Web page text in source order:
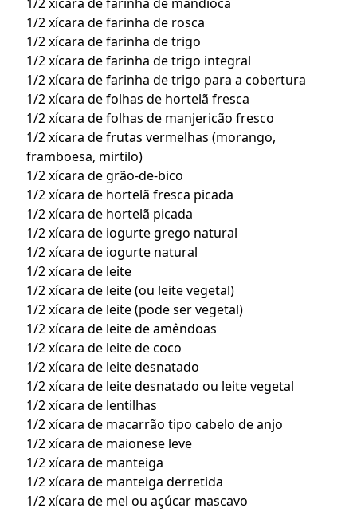
1/2 xícara de farinha de rosca
1/2 xícara de farinha de trigo
1/2 xícara de farinha de trigo integral
1/2 xícara de farinha de trigo para a cobertura
1/2 xícara de folhas de hortelã fresca
1/2 xícara de folhas de manjericão fresco
1/2 xícara de frutas vermelhas (morango,
framboesa, mirtilo)
1/2 xícara de grão-de-bico
1/2 xícara de hortelã fresca picada
1/2 xícara de hortelã picada
1/2 xícara de iogurte grego natural
1/2 xícara de iogurte natural
1/2 xícara de leite
1/2 xícara de leite (ou leite vegetal)
1/2 xícara de leite (pode ser vegetal)
1/2 xícara de leite de amêndoas
1/2 xícara de leite de coco
1/2 xícara de leite desnatado
1/2 xícara de leite desnatado ou leite vegetal
1/2 xícara de lentilhas
1/2 xícara de macarrão tipo cabelo de anjo
1/2 xícara de maionese leve
1/2 xícara de manteiga
1/2 xícara de manteiga derretida
1/2 xícara de mel ou açúcar mascavo